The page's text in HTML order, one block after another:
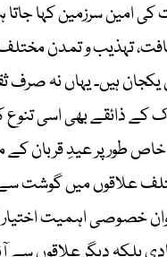
کی امین سرزمین کہا
تہذیب و تمدن
ہیں۔ یہاں نہ صرف
کے ذائقے بھی اسی
طور پر عیدِ قربان کے
علاقوں میں گوشت سے
خصوصی اہمیت اختیار